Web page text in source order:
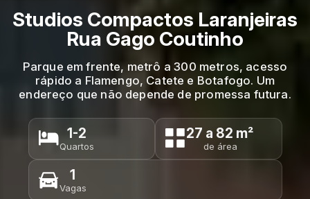
Studios Compactos Laranjeiras
Rua Gago Coutinho
Parque em frente, metrô a 300 metros, acesso
rápido a Flamengo, Catete e Botafogo. Um
endereço que não depende de promessa futura.
1-2
Quartos
27 a 82 m²
de área
1
Vagas